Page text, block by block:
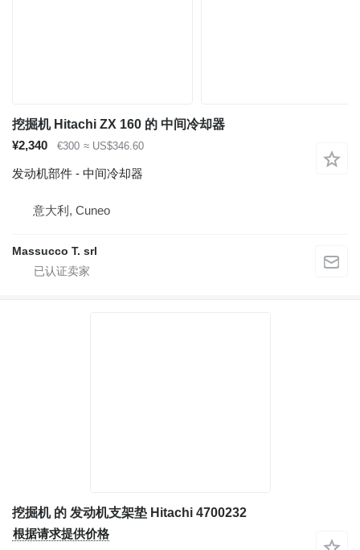
挖掘机 Hitachi ZX 160 的 中间冷却器
¥2,340
€300 ≈ US$346.60
发动机部件 - 中间冷却器
意大利, Cuneo
Massucco T. srl
挖掘机 的 发动机支架垫 Hitachi 4700232
根据请求提供价格